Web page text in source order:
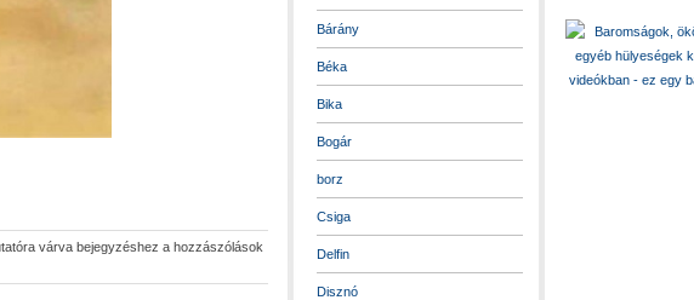
várva bejegyzéshez a hozzászólások
Bárány
Béka
Bika
Bogár
borz
Csiga
Delfin
Disznó